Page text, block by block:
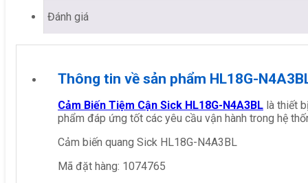
Đánh giá
Thông tin về sản phẩm HL18G-
Cảm Biến Tiệm Cận Sick HL18G-N4A3BL là thiết
phẩm đáp ứng tốt các yêu cầu vận hành trong hệ
Cảm biến quang Sick HL18G-N4A3BL
Mã đặt hàng: 1074765